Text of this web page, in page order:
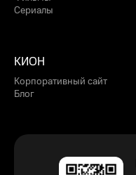
Сериалы
КИОН
Корпоративный сайт
Блог